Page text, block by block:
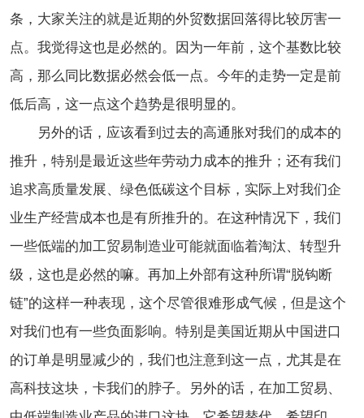
条，大家关注的就是近期的外贸数据回落得比较厉害一
点。我觉得这也是必然的。因为一年前，这个基数比较
高，那么同比数据必然会低一点。今年的走势一定是前
低后高，这一点这个趋势是很明显的。
另外的话，应该看到过去的高通胀对我们的成本的
推升，特别是最近这些年劳动力成本的推升；还有我们
追求高质量发展、绿色低碳这个目标，实际上对我们企
业生产经营成本也是有所推升的。在这种情况下，我们
一些低端的加工贸易制造业可能就面临着淘汰、转型升
级，这也是必然的嘛。再加上外部有这种所谓“脱钩断
链”的这样一种表现，这个尽管很难形成气候，但是这个
对我们也有一些负面影响。特别是美国近期从中国进口
的订单是明显减少的，我们也注意到这一点，尤其是在
高科技这块，卡我们的脖子。另外的话，在加工贸易、